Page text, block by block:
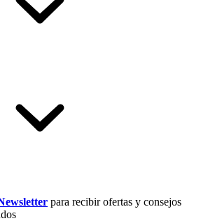
para recibir ofertas y consejos